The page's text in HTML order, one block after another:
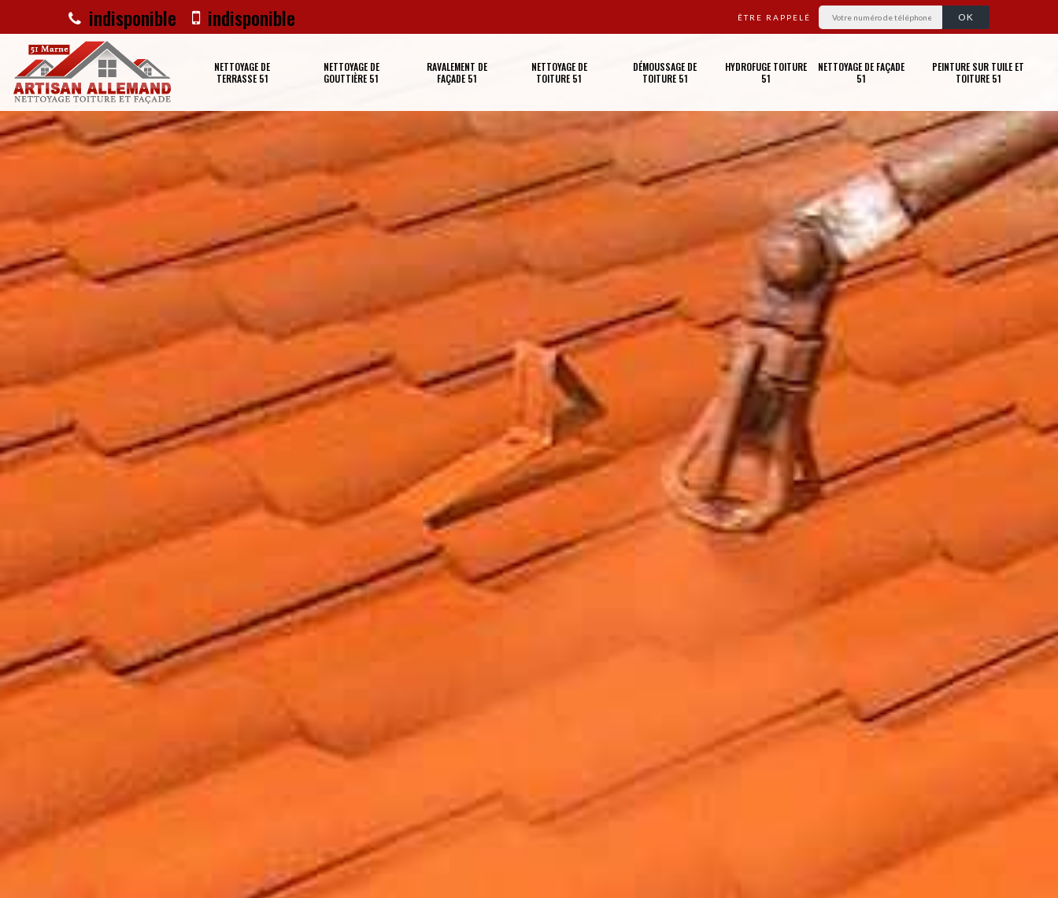
indisponible indisponible ÊTRE RAPPELÉ
NETTOYAGE DE
TERRASSE 51
NETTOYAGE DE
GOUTTIÈRE 51
RAVALEMENT DE
FAÇADE 51
NETTOYAGE DE
TOITURE 51
DÉMOUSSAGE DE
TOITURE 51
HYDROFUGE TOITURE
51
NETTOYAGE DE FAÇADE
51
PEINTURE SUR TUILE ET
TOITURE 51